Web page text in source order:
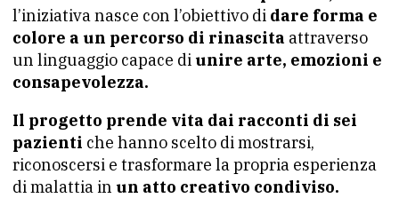
l’iniziativa nasce con l’obiettivo di dare forma e
colore a un percorso di rinascita attraverso
un linguaggio capace di unire arte, emozioni e
consapevolezza.
Il progetto prende vita dai racconti di sei
pazienti che hanno scelto di mostrarsi,
riconoscersi e trasformare la propria esperienza
di malattia in un atto creativo condiviso.